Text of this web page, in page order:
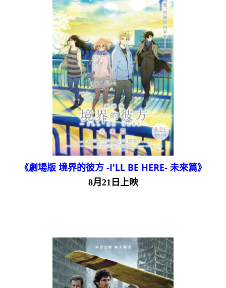
《劇場版 境界的彼方 -I'LL BE HERE- 未來篇》
8月21日上映